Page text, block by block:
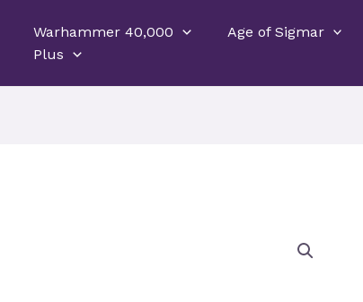
Warhammer 40,000 Age of Sigmar
Plus